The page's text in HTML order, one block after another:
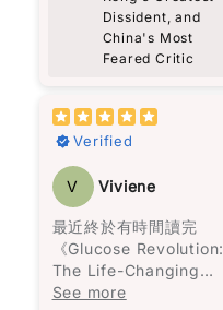
small acts of
kindness—he calls
them “bestowals.”
gestures for people
who might be
struggling. I liked
that a lot. It feels
very real, and also
something we can
actually do.
The story is built
struggles. From Lai’s
arrival in the 1960s
as a 12-year-old
working in a clothing
factory, to his current
status as Hong
Kong’s most
prominent political
prisoner, the book
captures a journey
marked by resilience,
faith, and an
Dissident, and
China's Most
Feared Critic
Verified
V Viviene
最近終於有時間讀完
《Glucose Revolution:
The Life-Changing
Power of Balancing
See more